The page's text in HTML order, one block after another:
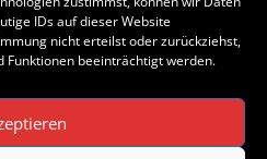
IDs auf dieser Website
nicht erteilst oder zurückziehst,
beeinträchtigt werden.